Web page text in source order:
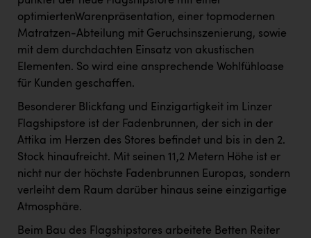
optimiertenWarenpräsentation, einer topmodernen
Matratzen-Abteilung mit Geruchsinszenierung, sowie
mit dem durchdachten Einsatz von akustischen
Elementen. So wird eine ansprechende Wohlfühloase
für Kunden geschaffen.
Besonderer Blickfang und Einzigartigkeit im Linzer
Flagshipstore ist der Fadenbrunnen, der sich in der
Attika im Herzen des Stores befindet und bis in den 2.
Stock hinaufreicht. Mit seinen 11,2 Metern Höhe ist er
nicht nur der höchste Fadenbrunnen Europas, sondern
verleiht dem Raum darüber hinaus seine einzigartige
Atmosphäre.
Beim Bau des Flagshipstores arbeitete Betten Reiter